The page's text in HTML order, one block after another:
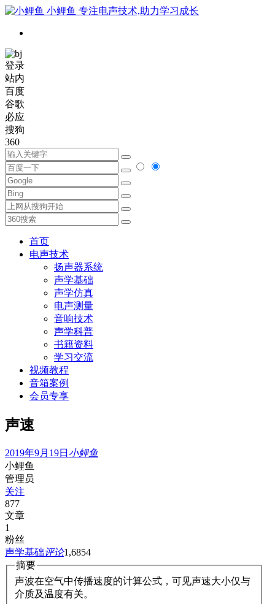
小鲤鱼 专注电声技术,助力学习成长
登录
站内
百度
谷歌
必应
搜狗
360
首页
电声技术
扬声器系统
声学基础
声学仿真
电声测量
音响技术
声学科普
书籍资料
学习交流
视频教程
音箱案例
会员专享
声速
2019年9月19日 小鲤鱼
小鲤鱼
管理员
关注
877
文章
1
粉丝
声学基础评论1,6854
摘要
声波在空气中传播速度的计算公式，可见声速大小仅与
介质及温度有关。